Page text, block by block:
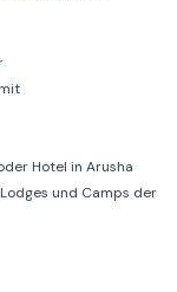
Hotel in Arusha
und Camps der